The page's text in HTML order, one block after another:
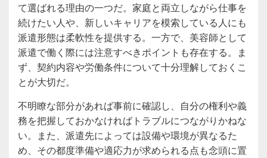
て選ばれる理由の一つだ。家庭と両立しながら仕事を
続けたい人や、新しいキャリアを模索している人にも
派遣形態は柔軟性を提供する。一方で、美容師として
派遣で働く際には注意すべきポイントも存在する。ま
ず、契約内容や労働条件について十分理解しておくこ
とが大切だ。
不明瞭な部分があれば事前に確認し、自分の権利や義
務を把握しておかなければトラブルにつながりかねな
い。また、派遣先によっては設備や環境が異なるた
め、その都度準備や適応力が求められる点も念頭に置